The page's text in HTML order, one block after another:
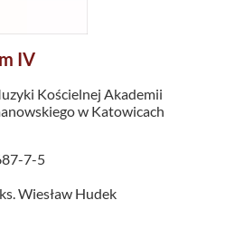
IV
Kościelnej Akademii
w Katowicach
7-5
Wiesław Hudek